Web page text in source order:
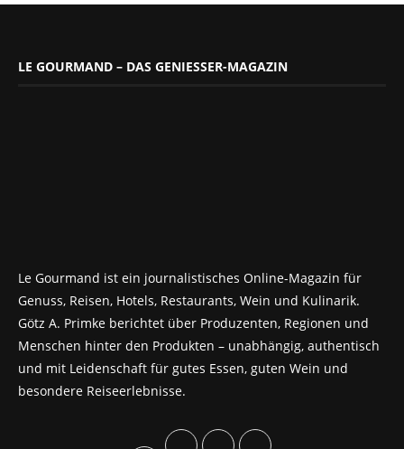
LE GOURMAND – DAS GENIESSER-MAGAZIN
Le Gourmand ist ein journalistisches Online-Magazin für
Genuss, Reisen, Hotels, Restaurants, Wein und Kulinarik.
Götz A. Primke berichtet über Produzenten, Regionen und
Menschen hinter den Produkten – unabhängig, authentisch
und mit Leidenschaft für gutes Essen, guten Wein und
besondere Reiseerlebnisse.